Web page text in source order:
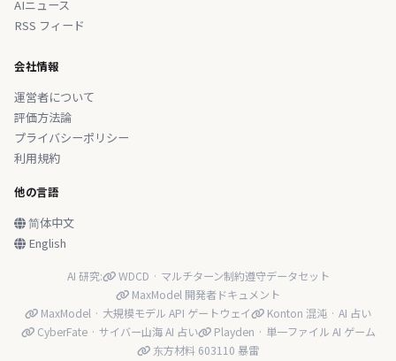
AIニュース
RSS フィード
会社情報
運営者について
評価方法論
プライバシーポリシー
利用規約
他の言語
简体中文
English
AI 研究:
WDCD · マルチターン制約遵守データセット
MaxModel 開発者ドキュメント
MaxModel · 大規模モデル API ゲートウェイ
Konton 混沌 · AI 占い
CyberFate · サイバー山海 AI 占い
Playden · 単一ファイル AI ゲーム
东方材料 603110 暴雷